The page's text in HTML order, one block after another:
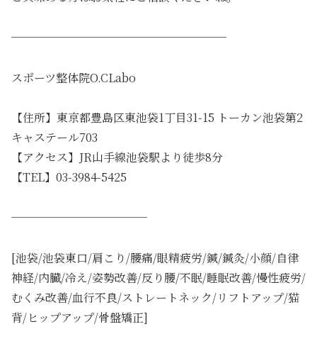
───────────────────
スポーツ整体院O.CLabo
【住所】東京都豊島区東池袋1丁目31-15 トーカン池袋第2
キャステール703
【アクセス】JR山手線池袋駅より徒歩8分
【TEL】03-3984-5425
────────────
[池袋/池袋東口/肩こり/腰痛/眼精疲労/鍼/鍼灸/小顔/自律
神経/内臓/冷え/姿勢改善/反り腰/不眠/睡眠改善/慢性疲労/
むくみ改善/血行不良/ストレートネック/リフトアップ/猫
背/ヒップアップ/骨盤矯正]